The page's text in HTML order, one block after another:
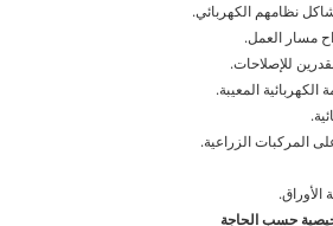
نظامهم الكهربائي.
مسار العمل.
للإصلاحات.
الكهربائية المعيبة.
المركبات الزراعية.
حسب الحاجة